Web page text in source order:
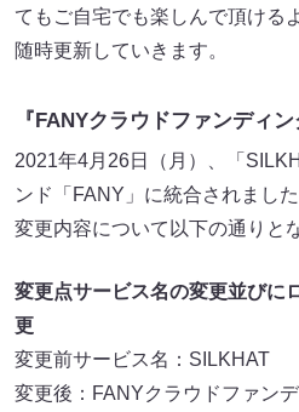
てもご自宅でも楽しんで頂ける
随時更新していきます。
『FANYクラウドファンディ
2021年4月26日（月）、「
ンド「FANY」に統合されました
変更内容について以下の通りと
変更点サービス名の変更並びに
更
変更前サービス名：SILKHAT
変更後：FANYクラウドファン